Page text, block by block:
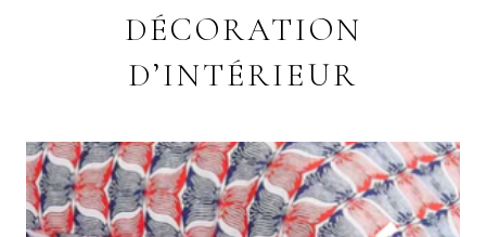
DÉCORATION
D’INTÉRIEUR